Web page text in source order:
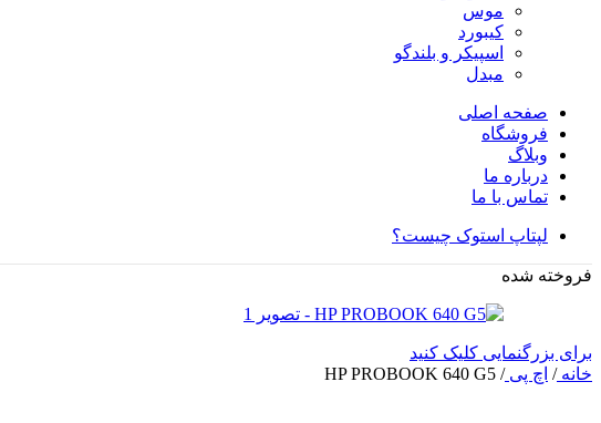
موس
کیبورد
اسپیکر و بلندگو
مبدل
صفحه اصلی
فروشگاه
وبلاگ
درباره ما
تماس با ما
لپتاپ استوک چیست؟
فروخته شده
برای بزرگنمایی کلیک کنید
خانه/ اچ پی/
HP PROBOOK 640 G5